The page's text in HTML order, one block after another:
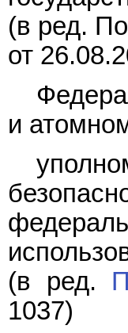
(в ред.
от
и
(в ред.
1037)